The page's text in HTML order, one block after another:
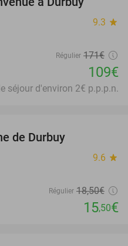
9.3 star
Régulier 171€
109€
séjour d'environ 2€ p.p.p.n.
de Durbuy
9.6 star
Régulier 18,50€
15,50€